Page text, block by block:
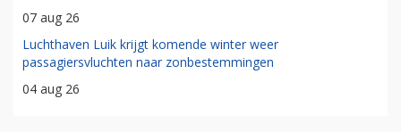
07 aug 26
Luchthaven Luik krijgt komende winter weer
passagiersvluchten naar zonbestemmingen
04 aug 26